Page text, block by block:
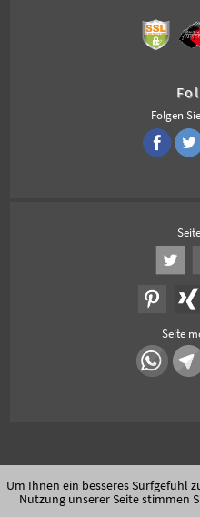
Folgen
Seite
Um Ihnen ein besseres Surfgefühl
Nutzung unserer Seite stimmen